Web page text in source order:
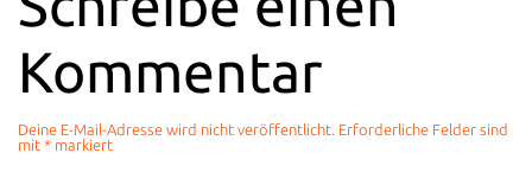
Kommentar
Deine E-Mail-Adresse wird nicht veröffentlicht. Erforderliche Felder sind
mit * markiert